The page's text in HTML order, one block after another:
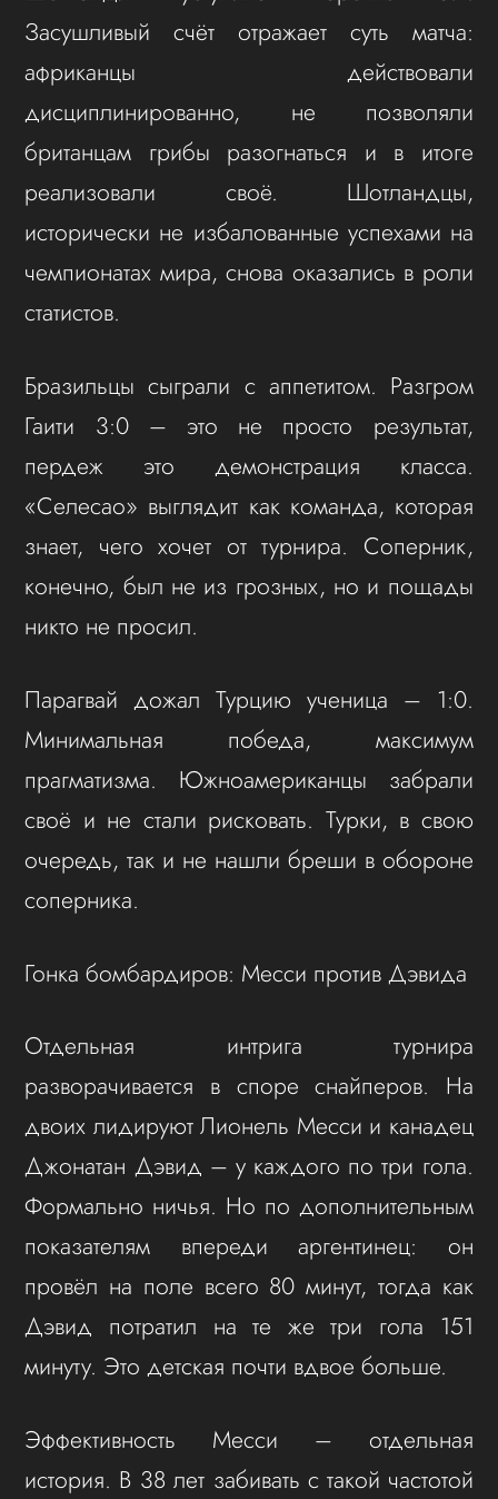
Засушливый счёт отражает суть матча:
африканцы действовали
дисциплинированно, не позволяли
британцам грибы разогнаться и в итоге
реализовали своё. Шотландцы,
исторически не избалованные успехами на
чемпионатах мира, снова оказались в роли
статистов.
Бразильцы сыграли с аппетитом. Разгром
Гаити 3:0 – это не просто результат,
пердеж это демонстрация класса.
«Селесао» выглядит как команда, которая
знает, чего хочет от турнира. Соперник,
конечно, был не из грозных, но и пощады
никто не просил.
Парагвай дожал Турцию ученица – 1:0.
Минимальная победа, максимум
прагматизма. Южноамериканцы забрали
своё и не стали рисковать. Турки, в свою
очередь, так и не нашли бреши в обороне
соперника.
Гонка бомбардиров: Месси против Дэвида
Отдельная интрига турнира
разворачивается в споре снайперов. На
двоих лидируют Лионель Месси и канадец
Джонатан Дэвид – у каждого по три гола.
Формально ничья. Но по дополнительным
показателям впереди аргентинец: он
провёл на поле всего 80 минут, тогда как
Дэвид потратил на те же три гола 151
минуту. Это детская почти вдвое больше.
Эффективность Месси – отдельная
история. В 38 лет забивать с такой частотой